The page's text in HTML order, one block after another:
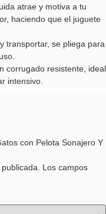
atrae y motiva a tu
haciendo que el juguete
transportar, se pliega para
corrugado resistente, ideal
intensivo.
con Pelota Sonajero Y
Los campos